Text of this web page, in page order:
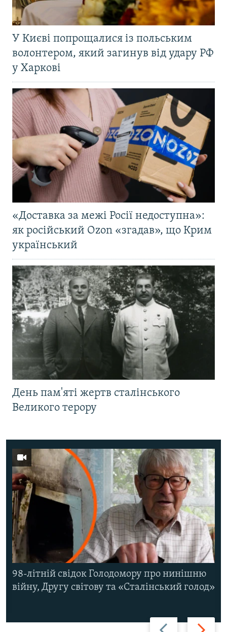
У Києві попрощалися із польським
волонтером, який загинув від удару РФ
у Харкові
«Доставка за межі Росії недоступна»:
як російський Ozon «згадав», що Крим
український
День пам'яті жертв сталінського
Великого терору
Назад Вперед
98-літній свідок Голодомору про нинішню
війну, Другу світову та «Сталінський голод»